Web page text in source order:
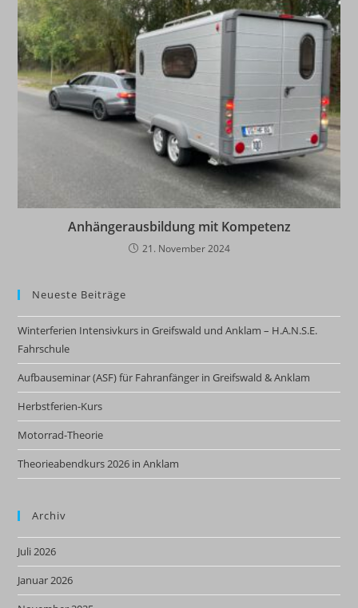
Anhängerausbildung mit Kompetenz
21. November 2024
Neueste Beiträge
Winterferien Intensivkurs in Greifswald und Anklam – H.A.N.S.E.
Fahrschule
Aufbauseminar (ASF) für Fahranfänger in Greifswald & Anklam
Herbstferien-Kurs
Motorrad-Theorie
Theorieabendkurs 2026 in Anklam
Archiv
Juli 2026
Januar 2026